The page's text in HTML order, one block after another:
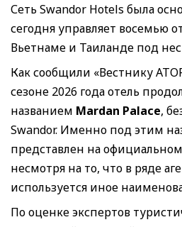
Сеть Swandor Hotels была
сегодня управляет восемью
Вьетнаме и Таиланде под
Как сообщили «Вестнику
сезоне 2026 года отель
названием Mardan Palace,
Swandor. Именно под этим
представлен на
несмотря на то, что в ряде
используется иное
По оценке экспертов